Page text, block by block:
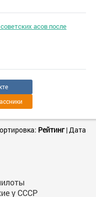
асов после
Рейтинг|Дата
у СССР